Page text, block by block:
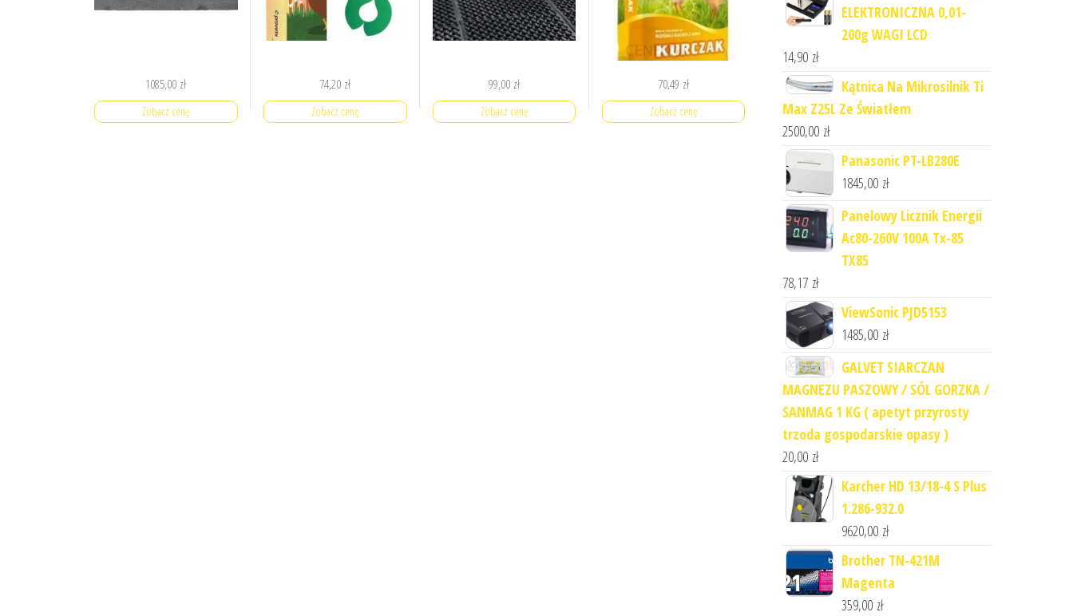
1085,00 zł
Zobacz cenę
74,20 zł
Zobacz cenę
99,00 zł
Zobacz cenę
70,49 zł
Zobacz cenę
ELEKTRONICZNA 0,01-
200g WAGI LCD
14,90 zł
Kątnica Na Mikrosilnik Ti
Max Z25L Ze Światłem
2500,00 zł
Panasonic PT-LB280E
1845,00 zł
Panelowy Licznik Energii
Ac80-260V 100A Tx-85
TX85
78,17 zł
ViewSonic PJD5153
1485,00 zł
GALVET SIARCZAN
MAGNEZU PASZOWY / SÓL GORZKA /
SANMAG 1 KG ( apetyt przyrosty
trzoda gospodarskie opasy )
20,00 zł
Karcher HD 13/18-4 S Plus
1.286-932.0
9620,00 zł
Brother TN-421M
Magenta
359,00 zł